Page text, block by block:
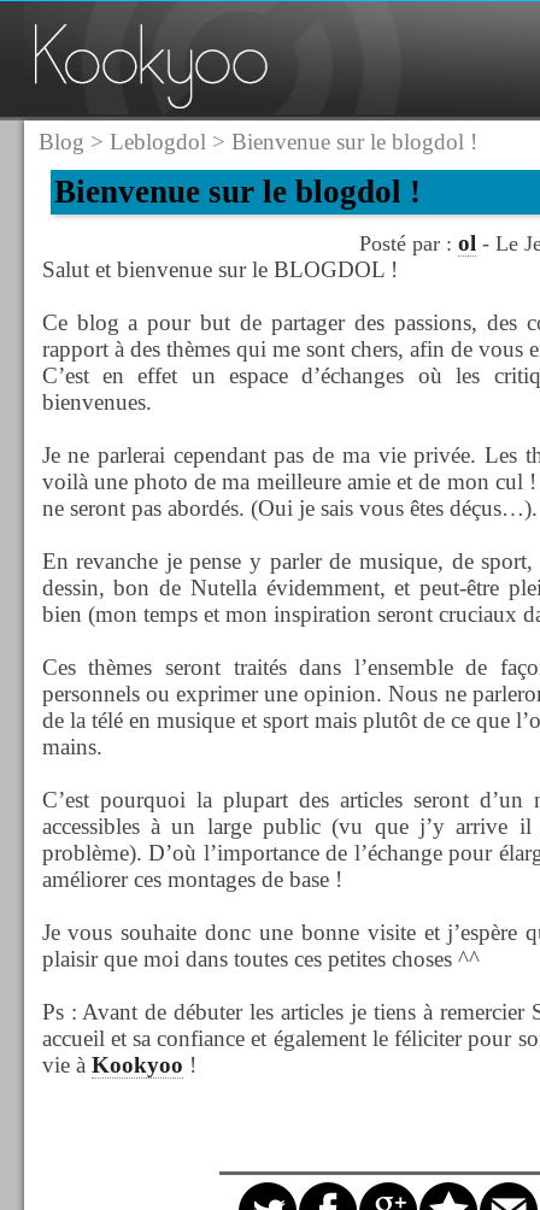
Blog > Leblogdol > Bienvenue sur le blogdol !
Bienvenue sur le blogdol !
Posté par : ol- Le
Salut et bienvenue sur le BLOGDOL !
Ce blog a pour but de partager des passions, des
rapport à des thèmes qui me sont chers, afin de vous
C’est en effet un espace d’échanges où les
bienvenues.
Je ne parlerai cependant pas de ma vie privée. Les
voilà une photo de ma meilleure amie et de mon cul
ne seront pas abordés. (Oui je sais vous êtes déçus…).
En revanche je pense y parler de musique, de
dessin, bon de Nutella évidemment, et peut-être
bien (mon temps et mon inspiration seront cruciaux
Ces thèmes seront traités dans l’ensemble de
personnels ou exprimer une opinion. Nous ne
de la télé en musique et sport mais plutôt de ce que
mains.
C’est pourquoi la plupart des articles seront d’un
accessibles à un large public (vu que j’y arrive
problème). D’où l’importance de l’échange pour
améliorer ces montages de base !
Je vous souhaite donc une bonne visite et j’espère
plaisir que moi dans toutes ces petites choses ^^
Ps : Avant de débuter les articles je tiens à remercier
accueil et sa confiance et également le féliciter pour
vie à Kookyoo !